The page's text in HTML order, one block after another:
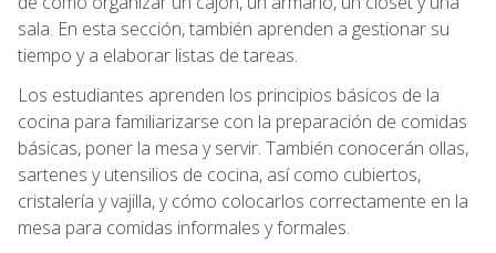
sala. En esta sección, también aprenden a gestionar su
tiempo y a elaborar listas de tareas.
Los estudiantes aprenden los principios básicos de la
cocina para familiarizarse con la preparación de comidas
básicas, poner la mesa y servir. También conocerán ollas,
sartenes y utensilios de cocina, así como cubiertos,
cristalería y vajilla, y cómo colocarlos correctamente en la
mesa para comidas informales y formales.